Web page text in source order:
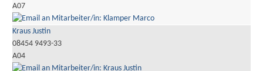
A07
Kraus Justin
08454 9493-33
A04